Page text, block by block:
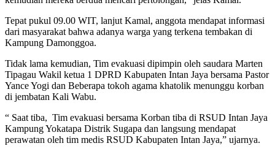
Tepat pukul 09.00 WIT, lanjut Kamal, anggota mendapat informasi
dari masyarakat bahwa adanya warga yang terkena tembakan di
Kampung Damonggoa.
Tidak lama kemudian, Tim evakuasi dipimpin oleh saudara Marten
Tipagau Wakil ketua 1 DPRD Kabupaten Intan Jaya bersama Pastor
Yance Yogi dan Beberapa tokoh agama khatolik menunggu korban
di jembatan Kali Wabu.
“ Saat tiba, Tim evakuasi bersama Korban tiba di RSUD Intan Jaya
Kampung Yokatapa Distrik Sugapa dan langsung mendapat
perawatan oleh tim medis RSUD Kabupaten Intan Jaya,” ujarnya.